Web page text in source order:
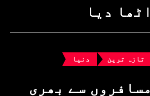
اٹھا دیا
تازہ ترین دنیا
مسافروں سے بھری